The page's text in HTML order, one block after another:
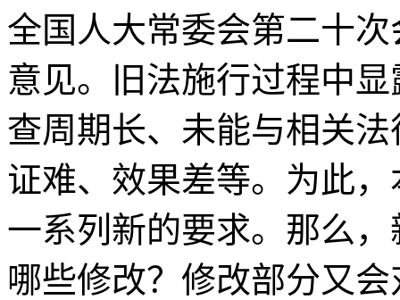
全国人大常委会第二十
意见。旧法施行过程中
查周期长、未能与相关
证难、效果差等。为此
一系列新的要求。那么
哪些修改？修改部分又